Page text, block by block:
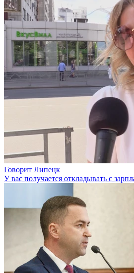
Говорит Липецк
У вас получается откладывать с